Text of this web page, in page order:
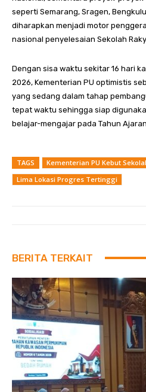
seperti Semarang, Sragen,
diharapkan menjadi motor
nasional penyelesaian Sekolah
Dengan sisa waktu sekitar 16 hari
2026, Kementerian PU optimistis
yang sedang dalam tahap
tepat waktu sehingga siap
belajar-mengajar pada Tahun
TAGS
Kementerian PU Kebut
Lima Lokasi Progres Tertinggi
BERITA TERKAIT